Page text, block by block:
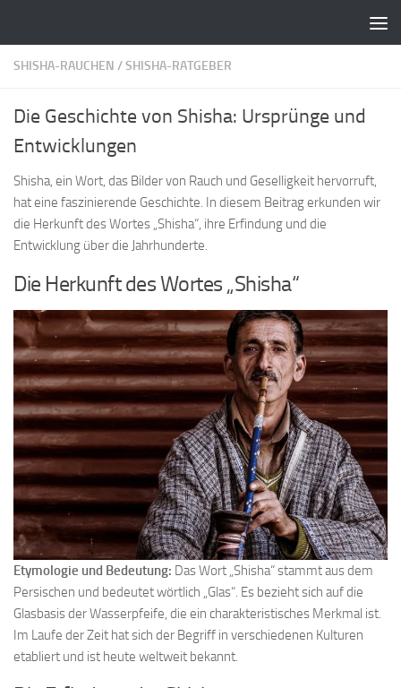
SHISHA-RAUCHEN /SHISHA-RATGEBER
Die Geschichte von Shisha: Ursprünge und
Entwicklungen
Shisha, ein Wort, das Bilder von Rauch und Geselligkeit hervorruft,
hat eine faszinierende Geschichte. In diesem Beitrag erkunden wir
die Herkunft des Wortes „Shisha“, ihre Erfindung und die
Entwicklung über die Jahrhunderte.
Die Herkunft des Wortes „Shisha“
Etymologie und Bedeutung: Das Wort „Shisha“ stammt aus dem
Persischen und bedeutet wörtlich „Glas“. Es bezieht sich auf die
Glasbasis der Wasserpfeife, die ein charakteristisches Merkmal ist.
Im Laufe der Zeit hat sich der Begriff in verschiedenen Kulturen
etabliert und ist heute weltweit bekannt.